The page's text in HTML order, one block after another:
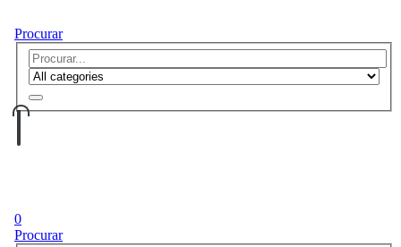
Procurar
0
Procurar